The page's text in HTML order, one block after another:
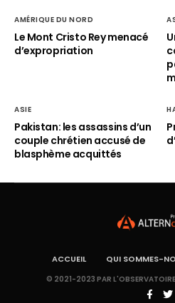
AMÉRIQUE DU NORD
Le Mont Cristo Rey menacé
d’expropriation
ASIE
Pakistan: les assassins d’un
couple chrétien accusé de
blasphème acquittés
ACCUEIL QUI SOMMES-
© 2021-2023 PAR